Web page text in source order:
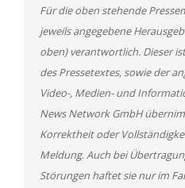
Für die oben stehende
jeweils angegebene
oben) verantwortlich. Dieser
des Pressetextes, sowie der
Video-, Medien- und
News Network GmbH
Korrektheit oder
Meldung. Auch bei
Störungen haftet sie nur im